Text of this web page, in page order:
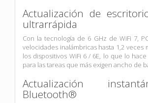
Actualización de
ultrarrápida
Con la tecnología de 6 GHz de WiFi 7,
velocidades inalámbricas hasta 1,2 veces
los dispositivos WiFi 6 / 6E, lo que lo
para las tareas que más exigen ancho de
Actualización
Bluetooth®